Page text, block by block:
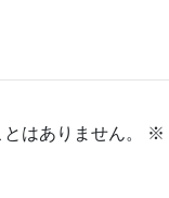
はありません。 ※